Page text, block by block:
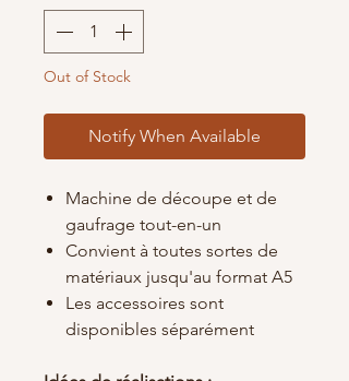
Out of Stock
Notify When Available
Machine de découpe et de
gaufrage tout-en-un
Convient à toutes sortes de
matériaux jusqu'au format A5
Les accessoires sont
disponibles séparément